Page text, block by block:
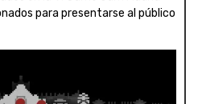
para presentarse al público